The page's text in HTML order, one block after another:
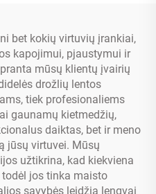
bet kokių virtuvių įrankiai,
kapojimui, pjaustymui ir
mūsų klientų įvairių
drožlių lentos
tiek profesionaliems
gaunamų kietmedžių,
daiktas, bet ir meno
jūsų virtuvei. Mūsų
užtikrina, kad kiekviena
jos tinka maisto
savybės leidžia lengvai